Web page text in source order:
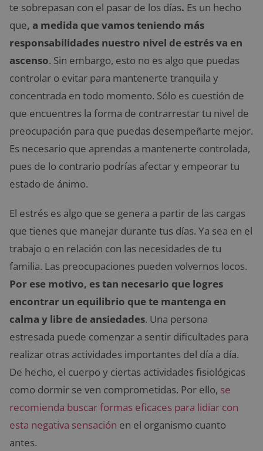
te sobrepasan con el pasar de los días. Es un hecho
que, a medida que vamos teniendo más
responsabilidades nuestro nivel de estrés va en
ascenso. Sin embargo, esto no es algo que puedas
controlar o evitar para mantenerte tranquila y
concentrada en todo momento. Sólo es cuestión de
que encuentres la forma de contrarrestar tu nivel de
preocupación para que puedas desempeñarte mejor.
Es necesario que aprendas a mantenerte controlada,
pues de lo contrario podrías afectar y empeorar tu
estado de ánimo.
El estrés es algo que se genera a partir de las cargas
que tienes que manejar durante tus días. Ya sea en el
trabajo o en relación con las necesidades de tu
familia. Las preocupaciones pueden volvernos locos.
Por ese motivo, es tan necesario que logres
encontrar un equilibrio que te mantenga en
calma y libre de ansiedades. Una persona
estresada puede comenzar a sentir dificultades para
realizar otras actividades importantes del día a día.
De hecho, el cuerpo y ciertas actividades fisiológicas
como dormir se ven comprometidas. Por ello, se
recomienda buscar formas eficaces para lidiar con
esta negativa sensación en el organismo cuanto
antes.